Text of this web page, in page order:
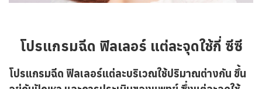
โปรแกรมฉีด ฟิลเลอร์ แต่ละจุดใช้กี่ ซีซี
โปรแกรมฉีด ฟิลเลอร์แต่ละบริเวณใช้ปริมาณต่างกัน ขึ้น